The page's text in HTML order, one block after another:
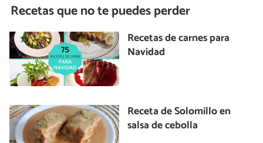
Recetas que no te puedes perder
Recetas de carnes para
Navidad
Receta de Solomillo en
salsa de cebolla